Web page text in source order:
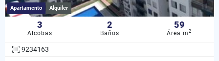
Apartamento Alquiler
3
Alcobas
2
Baños
59
Área m2
9234163